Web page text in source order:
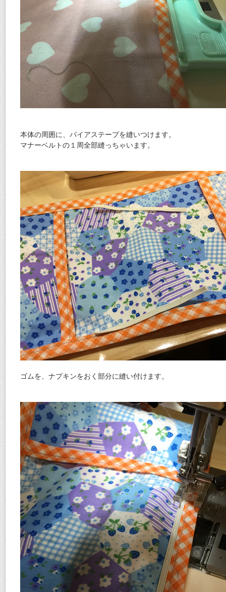
本体の周囲に、バイアステープを縫いつけます。
マナーベルトの１周全部縫っちゃいます。
ゴムを、ナプキンをおく部分に縫い付けます。